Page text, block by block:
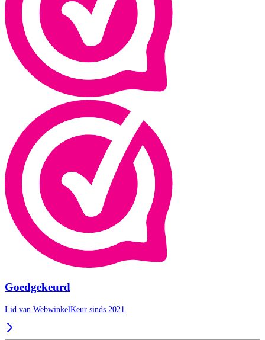
Goedgekeurd
Lid van WebwinkelKeur sinds 2021